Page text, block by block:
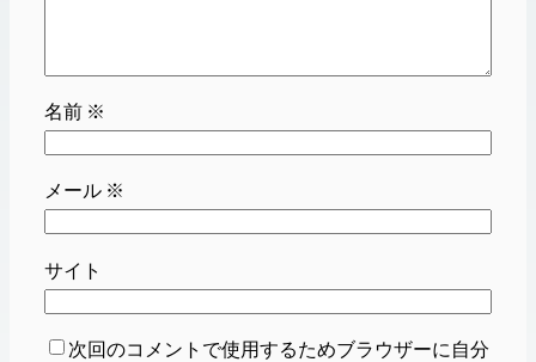
名前 ※
メール ※
サイト
次回のコメントで使用するためブラウザーに自分